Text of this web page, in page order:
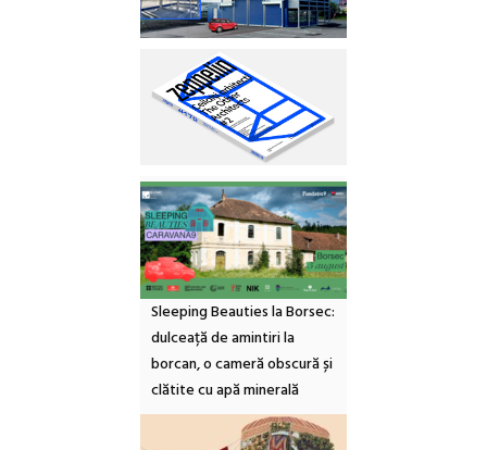
Sleeping Beauties la Borsec:
dulceață de amintiri la
borcan, o cameră obscură și
clătite cu apă minerală